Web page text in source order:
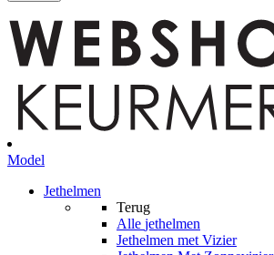
Model
Jethelmen
Terug
Alle jethelmen
Jethelmen met Vizier